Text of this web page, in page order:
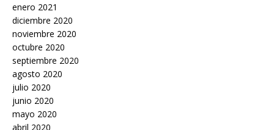
enero 2021
diciembre 2020
noviembre 2020
octubre 2020
septiembre 2020
agosto 2020
julio 2020
junio 2020
mayo 2020
abril 2020